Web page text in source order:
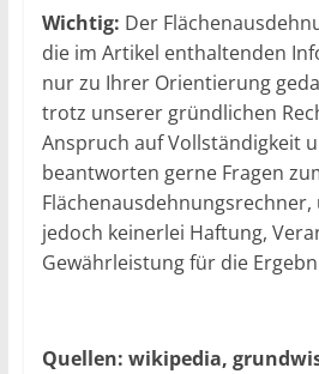
Wichtig: Der
die im Artikel enthaltenden
nur zu Ihrer Orientierung
trotz unserer gründlichen
Anspruch auf Vollständigkeit
beantworten gerne Fragen
jedoch keinerlei Haftung,
Gewährleistung für die
Quellen: wikipedia,